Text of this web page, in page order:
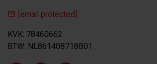
[email protected]
KVK: 78460662
BTW: NL861408718B01